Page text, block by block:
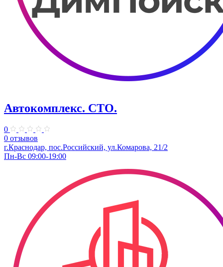
Автокомплекс. СТО.
0
0 отзывов
г.Краснодар, пос.Российский, ул.Комарова, 21/2
Пн-Вс 09:00-19:00